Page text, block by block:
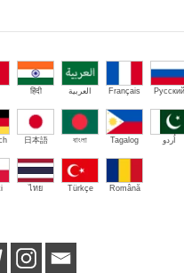
हिंदी العربية Français Русский
日本語 বাংলা Tagalog اُردو
ไทย Türkçe Română